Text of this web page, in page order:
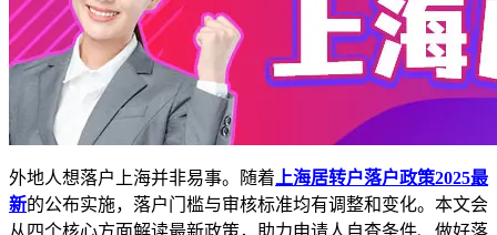
外地人想落户上海并非易事。随着 上海居转户落户政策2025最
新的公布实施，落户门槛与审核标准均有调整和变化。本文会
从四个核心方面解读最新政策，助力申请人自查条件、做好落